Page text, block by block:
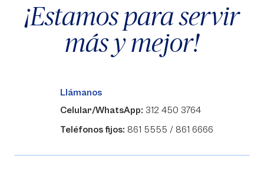
¡Estamos para servir
más y mejor!
Llámanos
Celular/WhatsApp: 312 450 3764
Teléfonos fijos: 861 5555 / 861 6666